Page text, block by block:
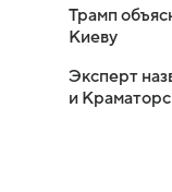
Трамп
Киеву
Эксперт
и